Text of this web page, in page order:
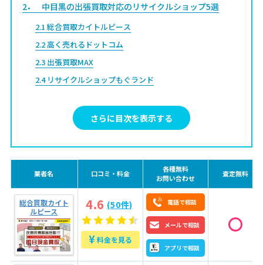
2
中目黒の出張買取対応のリサイクルショップ5選
2.1 総合買取カイトルピース
2.2高く売れるドットコム
2.3出張買取MAX
2.4リサイクルショップもぐランド
中目黒のリサイクルショップの買取相場
4.1コツ①：きれいな状態に整える
4.2コツ②：付属品を揃える
4.3コツ③：売るタイミングを意識する
4.4コツ④：まとめて売る
4.5コツ⑤：複数業者で買取相場を比較する
5
リサイクルショップの買取方法
さらに目次を表示する
業者名 口コミ・料金
各種無料
お問い合わせ
査定無料
総合買取カイト
ルピース
4.6 (50件)
¥料金を見る
電話で相談
メールで相談
アプリで相談